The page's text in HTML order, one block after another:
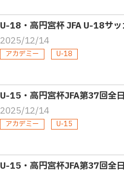
U-18・高円宮杯 JFA U-18サ
2025/12/14
アカデミー U-18
U-15・高円宮杯JFA第37回全
2025/12/14
アカデミー U-15
U-15・高円宮杯JFA第37回全